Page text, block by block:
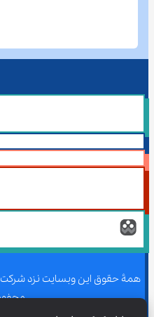
همۀ حقوق این وبسایت نزد